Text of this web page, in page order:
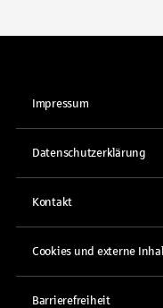
Impressum
Datenschutzerklärung
Kontakt
Cookies und externe
Barrierefreiheit